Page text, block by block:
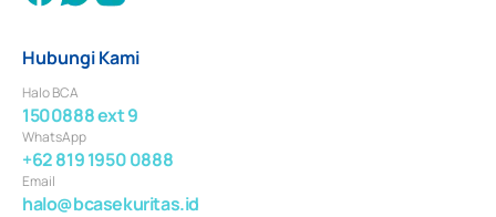
Hubungi Kami
Halo BCA
1500888 ext 9
WhatsApp
+62 819 1950 0888
Email
halo@bcasekuritas.id